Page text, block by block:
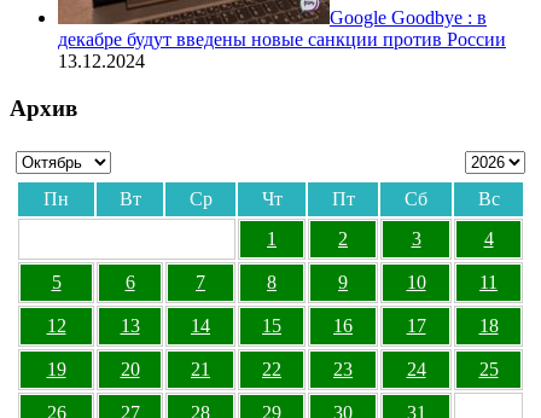
Google Goodbye : в
декабре будут введены новые санкции против России
13.12.2024
Архив
Пн Вт Ср Чт Пт Сб
Вс
1
2 3 4
5 6 7 8 9 10 11
12 13 14 15 16 17 18
19 20 21 22 23 24 25
26 27 28 29 30 31